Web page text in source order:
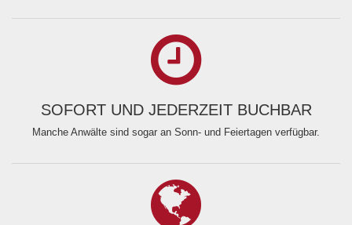
SOFORT UND JEDERZEIT BUCHBAR
Manche Anwälte sind sogar an Sonn- und Feiertagen verfügbar.